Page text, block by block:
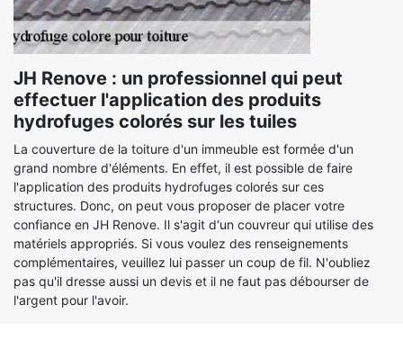
JH Renove : un professionnel qui peut
effectuer l'application des produits
hydrofuges colorés sur les tuiles
La couverture de la toiture d'un immeuble est formée d'un
grand nombre d'éléments. En effet, il est possible de faire
l'application des produits hydrofuges colorés sur ces
structures. Donc, on peut vous proposer de placer votre
confiance en JH Renove. Il s'agit d'un couvreur qui utilise des
matériels appropriés. Si vous voulez des renseignements
complémentaires, veuillez lui passer un coup de fil. N'oubliez
pas qu'il dresse aussi un devis et il ne faut pas débourser de
l'argent pour l'avoir.